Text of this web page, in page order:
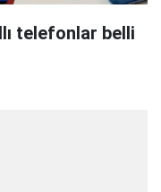
telefonlar belli